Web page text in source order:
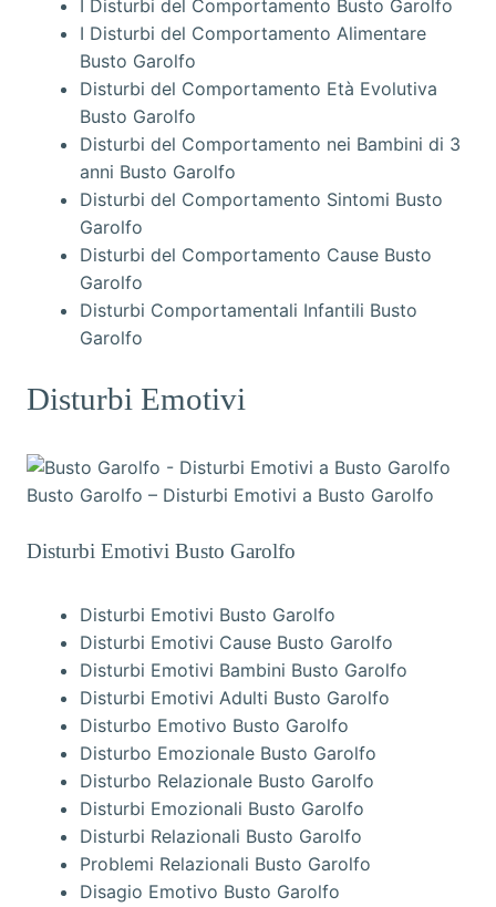
I Disturbi del Comportamento Busto Garolfo
I Disturbi del Comportamento Alimentare
Busto Garolfo
Disturbi del Comportamento Età Evolutiva
Busto Garolfo
Disturbi del Comportamento nei Bambini di 3
anni Busto Garolfo
Disturbi del Comportamento Sintomi Busto
Garolfo
Disturbi del Comportamento Cause Busto
Garolfo
Disturbi Comportamentali Infantili Busto
Garolfo
Disturbi Emotivi
Busto Garolfo – Disturbi Emotivi a Busto Garolfo
Disturbi Emotivi Busto Garolfo
Disturbi Emotivi Busto Garolfo
Disturbi Emotivi Cause Busto Garolfo
Disturbi Emotivi Bambini Busto Garolfo
Disturbi Emotivi Adulti Busto Garolfo
Disturbo Emotivo Busto Garolfo
Disturbo Emozionale Busto Garolfo
Disturbo Relazionale Busto Garolfo
Disturbi Emozionali Busto Garolfo
Disturbi Relazionali Busto Garolfo
Problemi Relazionali Busto Garolfo
Disagio Emotivo Busto Garolfo